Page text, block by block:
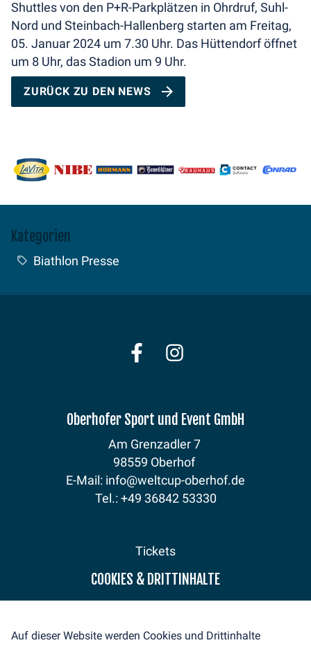
Shuttles von den P+R-Parkplätzen in Ohrdruf, Suhl-
Nord und Steinbach-Hallenberg starten am Freitag,
05. Januar 2024 um 7.30 Uhr. Das Hüttendorf öffnet
um 8 Uhr, das Stadion um 9 Uhr.
ZURÜCK ZU DEN NEWS
Kategorien
Biathlon Presse
Oberhofer Sport und Event GmbH
Am Grenzadler 7
98559 Oberhof
E-Mail: info@weltcup-oberhof.de
Tel.: +49 36842 53330
Tickets
Programm
Fanzone
Sponsoren
Medienservice
COOKIES & DRITTINHALTE
Auf dieser Website werden Cookies und Drittinhalte